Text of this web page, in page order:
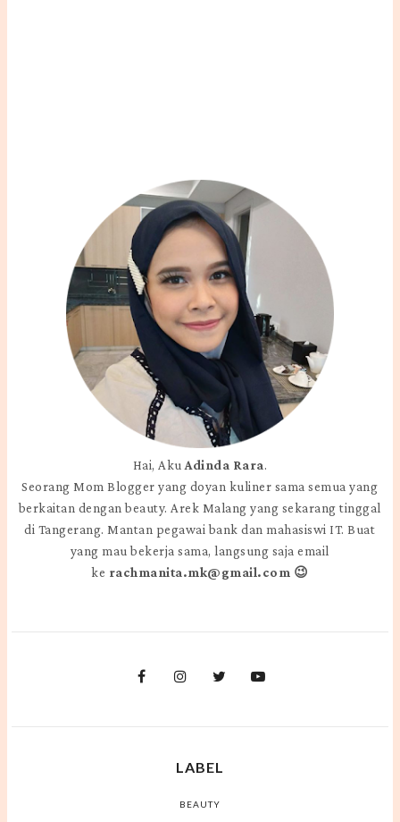
Hai, AkuAdinda Rara.
Seorang Mom Blogger yang doyan kuliner sama semua yang
berkaitan dengan beauty. Arek Malang yang sekarang tinggal
di Tangerang. Mantan pegawai bank dan mahasiswi IT. Buat
yang mau bekerja sama, langsung saja email
ke rachmanita.mk@gmail.com 😉
LABEL
BEAUTY